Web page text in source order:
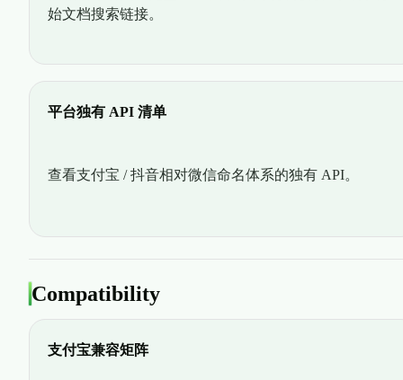
始文档搜索链接。
平台独有 API 清单
查看支付宝 / 抖音相对微信命名体系的独有 API。
Compatibility
支付宝兼容矩阵